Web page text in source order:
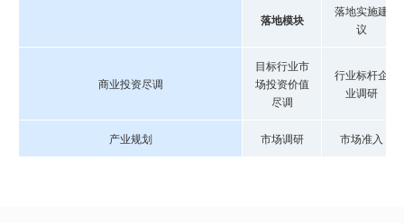
落地模块
落地实施建
议
商业投资尽调
目标行业市
场投资价值
尽调
行业标杆企
业调研
产业规划 市场调研 市场准入